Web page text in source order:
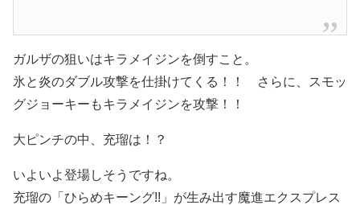
ガルザの狙いはキラメイジンを倒すこと。
氷と炎のダブル攻撃を仕掛けてくる！！ さらに、スモッ
グジョーキーもキラメイジンを攻撃！！
大ピンチの中、充瑠は！？
いよいよ登場しそうですね。
充瑠の「ひらめキーング!!」が生み出す魔進エクスプレス